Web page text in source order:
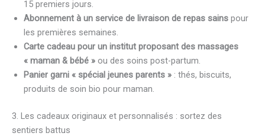
15 premiers jours.
Abonnement à un service de livraison de repas sains pour
les premières semaines.
Carte cadeau pour un institut proposant des massages
« maman & bébé » ou des soins post-partum.
Panier garni « spécial jeunes parents » : thés, biscuits,
produits de soin bio pour maman.
3. Les cadeaux originaux et personnalisés : sortez des
sentiers battus